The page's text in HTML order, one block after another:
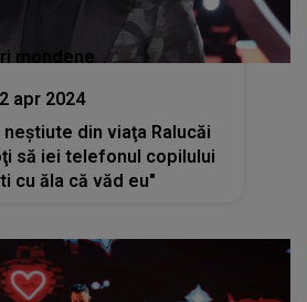
mondene
apr 2024
din viaţa Ralucăi
să iei telefonul copilului
cu ăla că văd eu"